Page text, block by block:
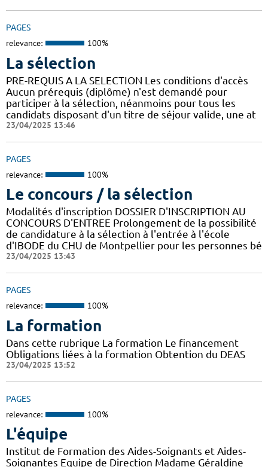
PAGES
relevance: 100%
La sélection
PRE-REQUIS A LA SELECTION Les conditions d'accès
Aucun prérequis (diplôme) n'est demandé pour
participer à la sélection, néanmoins pour tous les
candidats disposant d'un titre de séjour valide, une at
23/04/2025 13:46
PAGES
relevance: 100%
Le concours / la sélection
Modalités d'inscription DOSSIER D'INSCRIPTION AU
CONCOURS D'ENTREE Prolongement de la possibilité
de candidature à la sélection à l'entrée à l'école
d'IBODE du CHU de Montpellier pour les personnes bé
23/04/2025 13:43
PAGES
relevance: 100%
La formation
Dans cette rubrique La formation Le financement
Obligations liées à la formation Obtention du DEAS
23/04/2025 13:52
PAGES
relevance: 100%
L'équipe
Institut de Formation des Aides-Soignants et Aides-
Soignantes Equipe de Direction Madame Géraldine